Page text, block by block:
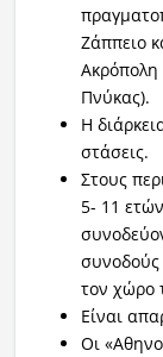
Ζάππειο
Πνύκας).
Η
στάσεις.
Στους
5- 11
τον χώρο
Είναι
Οι